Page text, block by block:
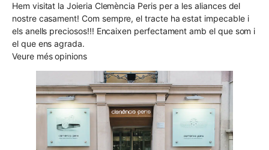
Hem visitat la Joieria Clemència Peris per a les aliances del
nostre casament! Com sempre, el tracte ha estat impecable i
els anells preciosos!!! Encaixen perfectament amb el que som i
el que ens agrada.
Veure més opinions